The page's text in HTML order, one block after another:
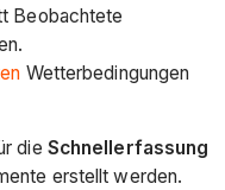
Beobachtete
Wetterbedingungen
die Schnellerfassung
erstellt werden.